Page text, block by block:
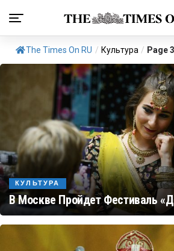
The Times On RU / Культура / Page
КУЛЬТУРА
В Москве Пройдет Фестиваль